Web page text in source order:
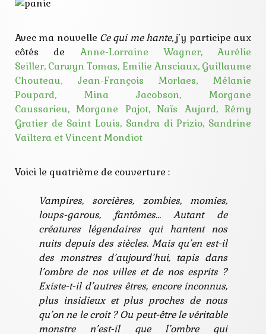
Avec ma nouvelle Ce qui me hante, j’y participe aux
côtés de Anne-Lorraine Wagner, Aurélie
Seiller, Carwyn Tomas, Emilie Ansciaux, Guillaume
Chouteau, Jean-François Morlaes,Mélanie
Poupard, Mina Jacobson,Morgane
Caussarieu,Morgane Pajot,Naïs Aujard,Rémy
Gratier de Saint Louis, Sandra di Prizio, Sandrine
Vailtera etVincent Mondiot
Voici le quatrième de couverture :
Vampires, sorcières, zombies, momies,
loups-garous, fantômes… Autant de
créatures légendaires qui hantent nos
nuits depuis des siècles. Mais qu’en est-il
des monstres d’aujourd’hui, tapis dans
l’ombre de nos villes et de nos esprits ?
Existe-t-il d’autres êtres, encore inconnus,
plus insidieux et plus proches de nous
qu’on ne le croit ? Ou peut-être le véritable
monstre n’est-il que l’ombre qui